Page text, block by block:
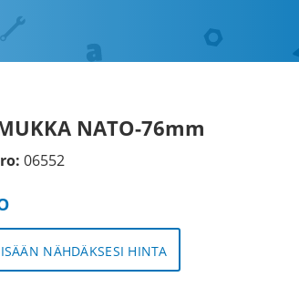
NATO-76mm
06552
NÄHDÄKSESI HINTA